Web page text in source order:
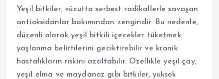
Yeşil bitkiler, vücutta serbest radikallerle savaşan
antioksidanlar bakımından zengindir. Bu nedenle,
düzenli olarak yeşil bitkili içecekler tüketmek,
yaşlanma belirtilerini geciktirebilir ve kronik
hastalıkların riskini azaltabilir. Özellikle yeşil çay,
yeşil elma ve maydanoz gibi bitkiler, yüksek